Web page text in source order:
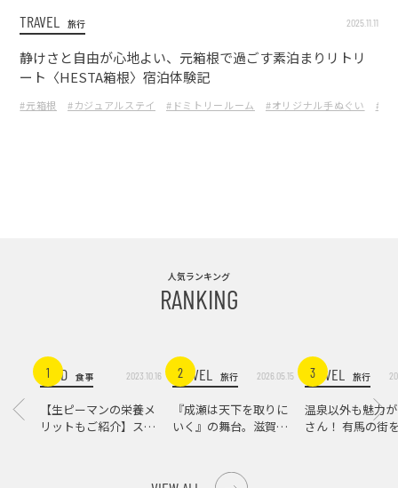
TRAVEL 旅行 2025.11.11
静けさと自由が心地よい、元箱根で過ごす素泊まりリトリ
ート〈HESTA箱根〉宿泊体験記
#元箱根 #カジュアルステイ #ドミトリールーム #オリジナル手ぬぐい
人気ランキング
RANKING
1FOOD 食事 2023.10.16
【生ピーマンの栄養メ
リットもご紹介】スパ
2
TRAVEL 旅行 2026.05.15
『成瀬は天下を取りに
いく』の舞台。滋賀県
3
TRAVEL 旅行
温泉以外も魅力
さん！ 有馬の街